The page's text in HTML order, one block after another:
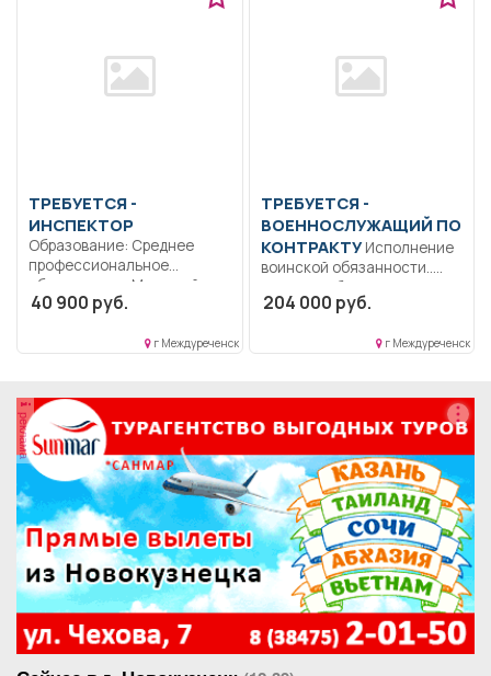
ТРЕБУЕТСЯ -
ИНСПЕКТОР
Образование: Среднее
профессиональное
образование.. Младший
оперуполномоченный
40 900 руб.
г Междуреченск
ТРЕБУЕТСЯ -
ВОЕННОСЛУЖАЩИЙ ПО
КОНТРАКТУИсполнение
воинской обязанности..
Полный рабочий день..
204 000 руб.
г Междуреченск
реклама